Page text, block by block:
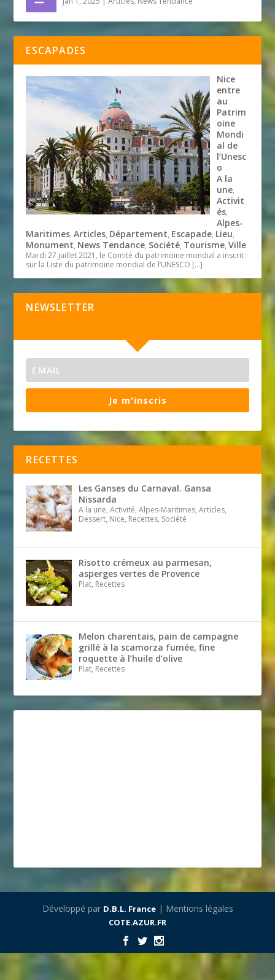
ESCAPADES
Nice
entre
au
Patrim
oine
Mondi
al de
l’Unesc
o
A la
une,
Activit
és,
Alpes-
Maritimes,Articles, Département, Escapade, Lieu,
Monument, News Tendance, Société, Tourisme,Ville
Mardi 27 juillet 2021, le Comité du patrimoine mondial a inscrit
sur la Liste du patrimoine mondial de l’UNESCO […]
NEWSLETTER
Je m'inscris
RECETTES
Les Ganses du Carnaval. Gansa
Nissarda
A la une, Activité, Alpes-Maritimes, Articles,
Dessert, Nice, Recettes, Société
Risotto crémeux au parmesan,
asperges vertes de Provence
Plat, Recettes
Melon charentais, pain de campagne
grillé à la scamorza fumée, fine
roquette à l’huile d’olive
Plat, Recettes
Développé par D.B.L. France| Mentions légales
COTE.AZUR.FR